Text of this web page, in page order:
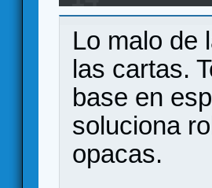
del norte tendrá
Lo malo de
las cartas.
base en
soluciona
opacas.